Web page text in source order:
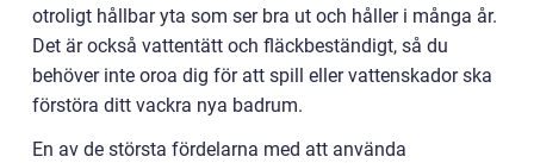
otroligt hållbar yta som ser bra ut och håller i många år.
Det är också vattentätt och fläckbeständigt, så du
behöver inte oroa dig för att spill eller vattenskador ska
förstöra ditt vackra nya badrum.
En av de största fördelarna med att använda